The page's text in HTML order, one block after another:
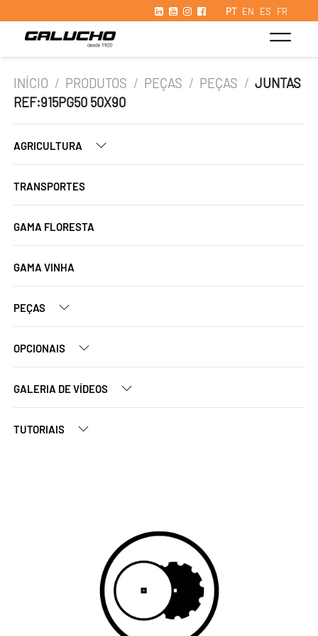
PT EN ES FR
INÍCIO / PRODUTOS / PEÇAS / PEÇAS / JUNTAS
REF:915PG50 50X90
AGRICULTURA
TRANSPORTES
GAMA FLORESTA
GAMA VINHA
PEÇAS
OPCIONAIS
GALERIA DE VÍDEOS
TUTORIAIS